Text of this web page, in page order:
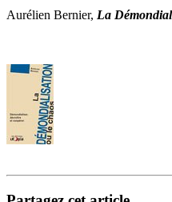
Aurélien Bernier, La